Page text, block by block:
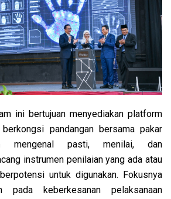
ini bertujuan menyediakan platform
pandangan bersama pakar
mengenal pasti, menilai, dan
instrumen penilaian yang ada atau
untuk digunakan. Fokusnya
pada keberkesanan pelaksanaan